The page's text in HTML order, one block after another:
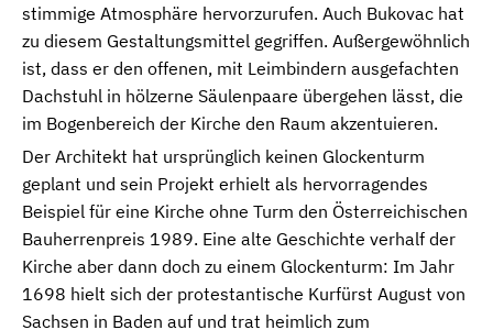
stimmige Atmosphäre hervorzurufen. Auch Bukovac hat
zu diesem Gestaltungsmittel gegriffen. Außergewöhnlich
ist, dass er den offenen, mit Leimbindern ausgefachten
Dachstuhl in hölzerne Säulenpaare übergehen lässt, die
im Bogenbereich der Kirche den Raum akzentuieren.
Der Architekt hat ursprünglich keinen Glockenturm
geplant und sein Projekt erhielt als hervorragendes
Beispiel für eine Kirche ohne Turm den Österreichischen
Bauherrenpreis 1989. Eine alte Geschichte verhalf der
Kirche aber dann doch zu einem Glockenturm: Im Jahr
1698 hielt sich der protestantische Kurfürst August von
Sachsen in Baden auf und trat heimlich zum